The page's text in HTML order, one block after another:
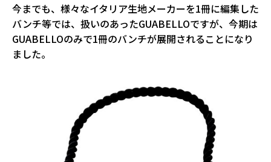
今までも、様々なイタリア生地メーカーを1冊に編集した
バンチ等では、扱いのあったGUABELLOですが、今期は
GUABELLOのみで1冊のバンチが展開されることになり
ました。